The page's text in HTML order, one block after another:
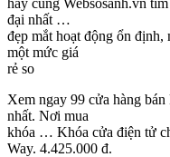
đại nhất …
đẹp mắt hoạt động ổn
một mức giá
rẻ so
Xem ngay 99 cửa hàng
nhất. Nơi mua
khóa … Khóa cửa điện tử
Way. 4.425.000 đ.